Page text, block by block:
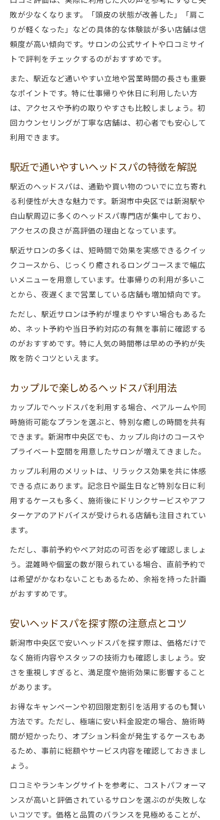
敗が少なくなります。「頭皮の状態が改善した」「肩こ
りが軽くなった」などの具体的な体験談が多い店舗は信
頼度が高い傾向です。サロンの公式サイトや口コミサイ
トで評判をチェックするのがおすすめです。
また、駅近など通いやすい立地や営業時間の長さも重要
なポイントです。特に仕事帰りや休日に利用したい方
は、アクセスや予約の取りやすさも比較しましょう。初
回カウンセリングが丁寧な店舗は、初心者でも安心して
利用できます。
駅近で通いやすいヘッドスパの特徴を解説
駅近のヘッドスパは、通勤や買い物のついでに立ち寄れ
る利便性が大きな魅力です。新潟市中央区では新潟駅や
白山駅周辺に多くのヘッドスパ専門店が集中しており、
アクセスの良さが高評価の理由となっています。
駅近サロンの多くは、短時間で効果を実感できるクイッ
クコースから、じっくり癒されるロングコースまで幅広
いメニューを用意しています。仕事帰りの利用が多いこ
とから、夜遅くまで営業している店舗も増加傾向です。
ただし、駅近サロンは予約が埋まりやすい場合もあるた
め、ネット予約や当日予約対応の有無を事前に確認する
のがおすすめです。特に人気の時間帯は早めの予約が失
敗を防ぐコツといえます。
カップルで楽しめるヘッドスパ利用法
カップルでヘッドスパを利用する場合、ペアルームや同
時施術可能なプランを選ぶと、特別な癒しの時間を共有
できます。新潟市中央区でも、カップル向けのコースや
プライベート空間を用意したサロンが増えてきました。
カップル利用のメリットは、リラックス効果を共に体感
できる点にあります。記念日や誕生日など特別な日に利
用するケースも多く、施術後にドリンクサービスやアフ
ターケアのアドバイスが受けられる店舗も注目されてい
ます。
ただし、事前予約やペア対応の可否を必ず確認しましょ
う。混雑時や個室の数が限られている場合、直前予約で
は希望がかなわないこともあるため、余裕を持った計画
がおすすめです。
安いヘッドスパを探す際の注意点とコツ
新潟市中央区で安いヘッドスパを探す際は、価格だけで
なく施術内容やスタッフの技術力も確認しましょう。安
さを重視しすぎると、満足度や施術効果に影響すること
があります。
お得なキャンペーンや初回限定割引を活用するのも賢い
方法です。ただし、極端に安い料金設定の場合、施術時
間が短かったり、オプション料金が発生するケースもあ
るため、事前に総額やサービス内容を確認しておきまし
ょう。
口コミやランキングサイトを参考に、コストパフォーマ
ンスが高いと評価されているサロンを選ぶのが失敗しな
いコツです。価格と品質のバランスを見極めることが、